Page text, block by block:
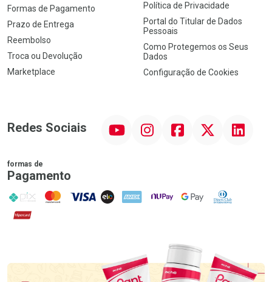
Formas de Pagamento
Prazo de Entrega
Reembolso
Troca ou Devolução
Marketplace
Política de Privacidade
Portal do Titular de Dados
Pessoais
Como Protegemos os Seus
Dados
Configuração de Cookies
Redes Sociais InstagramFacebookTwitter Linkedin
formas de
Pagamento
PIX MasterCard
VISA ELO AMEX NuPay Google PayDiners Club
Hipercard
Promoção em Destaque